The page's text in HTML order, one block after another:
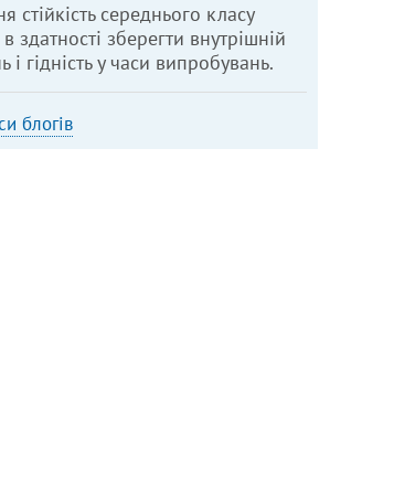
стійкість середнього класу
здатності зберегти внутрішній
і гідність у часи випробувань.
блогів